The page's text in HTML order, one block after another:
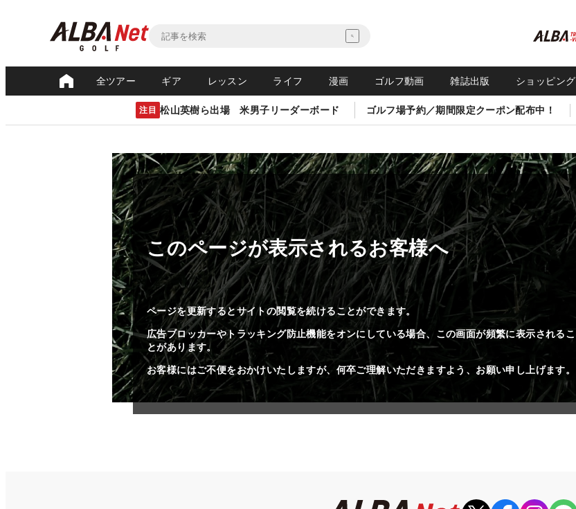
全ツアー ギア レッスン ライフ 漫画 ゴルフ動画 雑誌出版 ショッピング
注目 松山英樹ら出場 米男子リーダーボード ゴルフ場予約／期間限定クーポン配布中！
このページが表示されるお客様へ
ページを更新するとサイトの閲覧を続けることができます。
広告ブロッカーやトラッキング防止機能をオンにしている場合、この画面が頻繁に表示されるこ
とがあります。
お客様にはご不便をおかけいたしますが、何卒ご理解いただきますよう、お願い申し上げます。